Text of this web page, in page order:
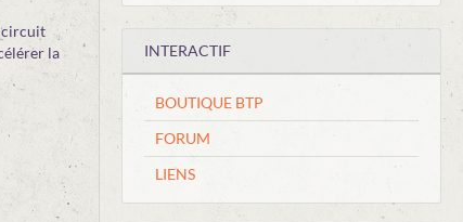
circuit
la
INTERACTIF
BOUTIQUE BTP
FORUM
LIENS